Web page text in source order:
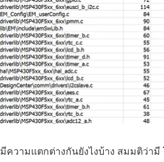
ความแตกต่างกันยังไงบ้าง สมมติว่ามี